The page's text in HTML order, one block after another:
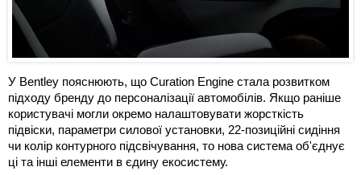
У Bentley пояснюють, що Curation Engine стала розвитком
підходу бренду до персоналізації автомобілів. Якщо раніше
користувачі могли окремо налаштовувати жорсткість
підвіски, параметри силової установки, 22-позиційні сидіння
чи колір контурного підсвічування, то нова система об'єднує
ці та інші елементи в єдину екосистему.